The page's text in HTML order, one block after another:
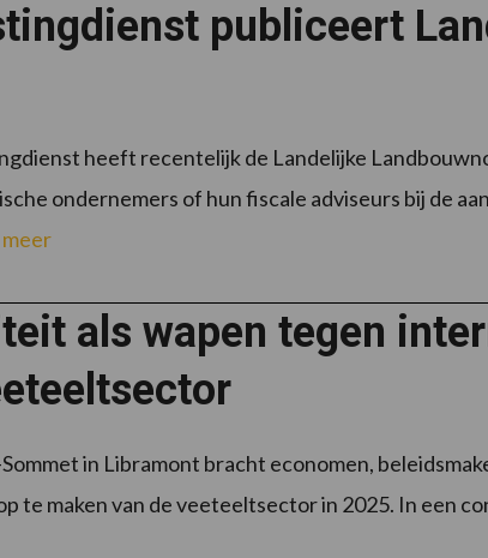
publiceert
heeft recentelijk de Landelijke
ondernemers of hun fiscale adviseurs bij de
als wapen tegen
in Libramont bracht economen,
te maken van de veeteeltsector in 2025. In een